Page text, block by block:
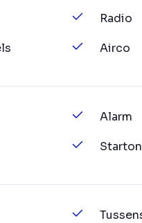
Radio
Airco
Alarm